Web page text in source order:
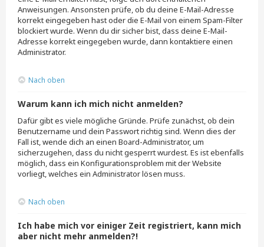
Anweisungen. Ansonsten prüfe, ob du deine E-Mail-Adresse
korrekt eingegeben hast oder die E-Mail von einem Spam-Filter
blockiert wurde. Wenn du dir sicher bist, dass deine E-Mail-
Adresse korrekt eingegeben wurde, dann kontaktiere einen
Administrator.
Nach oben
Warum kann ich mich nicht anmelden?
Dafür gibt es viele mögliche Gründe. Prüfe zunächst, ob dein
Benutzername und dein Passwort richtig sind. Wenn dies der
Fall ist, wende dich an einen Board-Administrator, um
sicherzugehen, dass du nicht gesperrt wurdest. Es ist ebenfalls
möglich, dass ein Konfigurationsproblem mit der Website
vorliegt, welches ein Administrator lösen muss.
Nach oben
Ich habe mich vor einiger Zeit registriert, kann mich
aber nicht mehr anmelden?!